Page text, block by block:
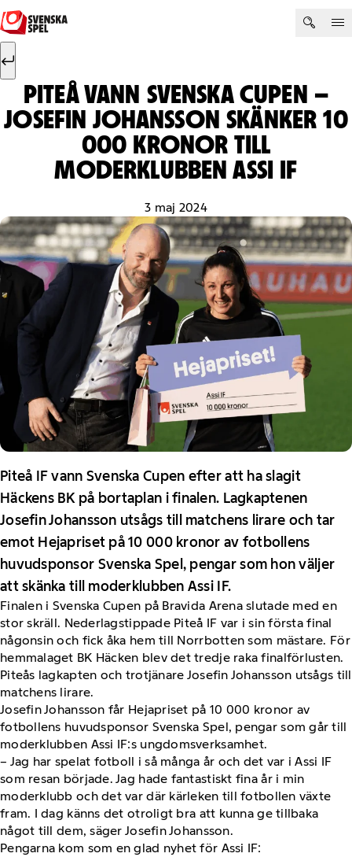
Hoppa till innehåll
Sök efter:
PITEÅ VANN SVENSKA CUPEN –
JOSEFIN JOHANSSON SKÄNKER 10
000 KRONOR TILL
MODERKLUBBEN ASSI IF
3 maj 2024
Piteå IF vann Svenska Cupen efter att ha slagit
Häckens BK på bortaplan i finalen. Lagkaptenen
Josefin Johansson utsågs till matchens lirare och tar
emot Hejapriset på 10 000 kronor av fotbollens
huvudsponsor Svenska Spel, pengar som hon väljer
att skänka till moderklubben Assi IF.
Finalen i Svenska Cupen på Bravida Arena slutade med en
stor skräll. Nederlagstippade Piteå IF var i sin första final
någonsin och fick åka hem till Norrbotten som mästare. För
hemmalaget BK Häcken blev det tredje raka finalförlusten.
Piteås lagkapten och trotjänare Josefin Johansson utsågs till
matchens lirare.
Josefin Johansson får Hejapriset på 10 000 kronor av
fotbollens huvudsponsor Svenska Spel, pengar som går till
moderklubben Assi IF:s ungdomsverksamhet.
– Jag har spelat fotboll i så många år och det var i Assi IF
som resan började. Jag hade fantastiskt fina år i min
moderklubb och det var där kärleken till fotbollen växte
fram. I dag känns det otroligt bra att kunna ge tillbaka
något till dem, säger Josefin Johansson.
Pengarna kom som en glad nyhet för Assi IF: